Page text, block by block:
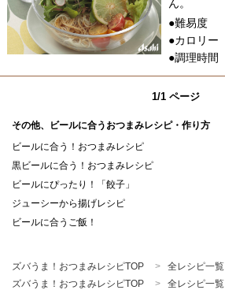
ん。
●難易度
●カロリー
●調理時間
1/1 ページ
その他、ビールに合うおつまみレシピ・作り方
ビールに合う！おつまみレシピ
黒ビールに合う！おつまみレシピ
ビールにぴったり！「餃子」
ジューシーから揚げレシピ
ビールに合うご飯！
ズバうま！おつまみレシピTOP 全レシピ一覧
ズバうま！おつまみレシピTOP
全レシピ一覧